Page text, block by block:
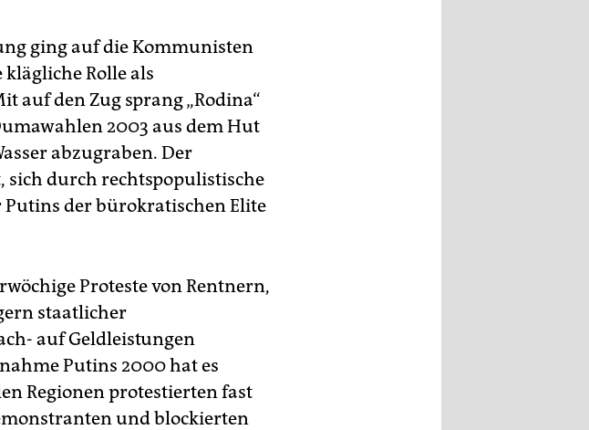
ging auf die Kommunisten
Rolle als
auf den Zug sprang „Rodina“
2003 aus dem Hut
abzugraben. Der
sich durch rechtspopulistische
der bürokratischen Elite
Proteste von Rentnern,
staatlicher
auf Geldleistungen
Putins 2000 hat es
Regionen protestierten fast
und blockierten